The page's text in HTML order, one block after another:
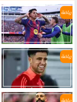
رياضة
رياضة